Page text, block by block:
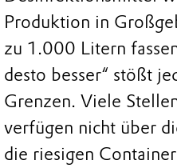
Produktion in
zu 1.000 Litern
desto besser“ stößt
Grenzen. Viele
verfügen nicht über
die riesigen Container